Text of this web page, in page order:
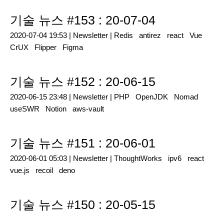
기술 뉴스 #153 : 20-07-04
2020-07-04 19:53 | Newsletter | Redis antirez react
Vue
CrUX
Flipper Figma
기술 뉴스 #152 : 20-06-15
2020-06-15 23:48 | Newsletter | PHP OpenJDK
Nomad
useSWR
Notion aws-vault
기술 뉴스 #151 : 20-06-01
2020-06-01 05:03 | Newsletter | ThoughtWorks ipv6
react
vue.js
recoil deno
기술 뉴스 #150 : 20-05-15